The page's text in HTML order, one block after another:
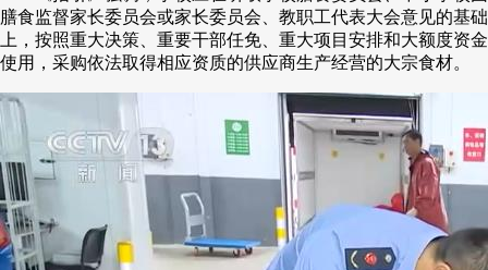
膳食监督家长委员会或家长委员会、教职工代表大会意见的基础
上，按照重大决策、重要干部任免、重大项目安排和大额度资金
使用，采购依法取得相应资质的供应商生产经营的大宗食材。